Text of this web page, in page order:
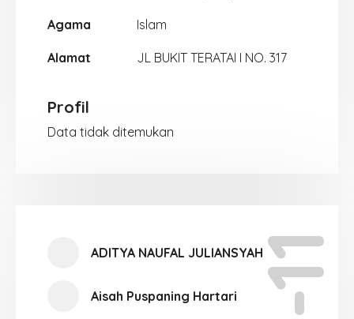
Agama Islam
Alamat JL BUKIT TERATAI I NO. 317
Profil
Data tidak ditemukan
ADITYA NAUFAL JULIANSYAH
Aisah Puspaning Hartari